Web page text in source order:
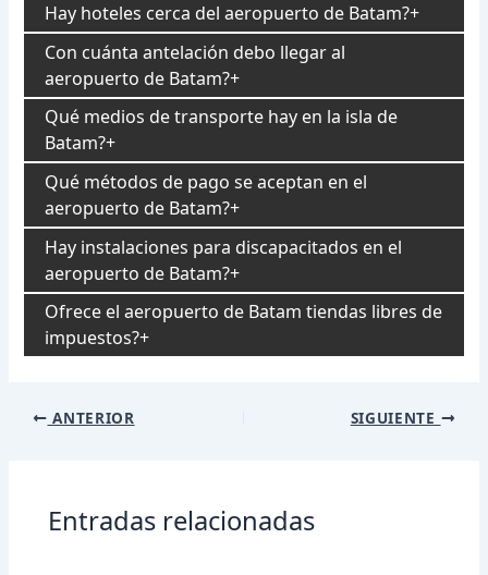
Hay hoteles cerca del aeropuerto de Batam?
Con cuánta antelación debo llegar al
aeropuerto de Batam?
Qué medios de transporte hay en la isla de
Batam?
Qué métodos de pago se aceptan en el
aeropuerto de Batam?
Hay instalaciones para discapacitados en el
aeropuerto de Batam?
Ofrece el aeropuerto de Batam tiendas libres de
impuestos?
Navegación
ANTERIOR SIGUIENTE
Entradas relacionadas